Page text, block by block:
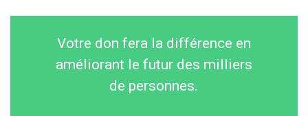
Votre don fera la différence en
améliorant le futur des milliers
de personnes.